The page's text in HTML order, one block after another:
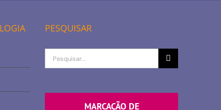
PESQUISAR
Procurar
por
MARCAÇÃO DE